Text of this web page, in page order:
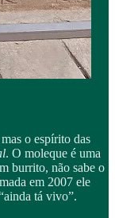
o espírito das
. O moleque é uma
burrito, não sabe o
em 2007 ele
tá vivo”.